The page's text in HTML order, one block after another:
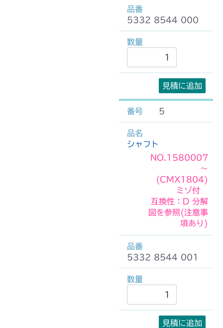
5332 8544 000
見積に追加
5
シャフト
NO.1580007
～
(CMX1804)
ミゾ付
互換性：D 分解
図を参照(注意事
項あり)
5332 8544 001
見積に追加